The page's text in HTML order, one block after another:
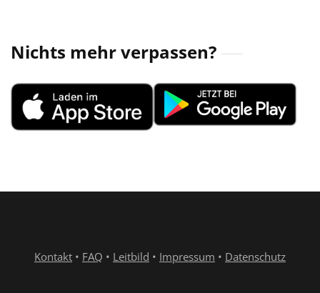
Nichts mehr verpassen?
Kontakt • FAQ • Leitbild • Impressum • Datenschutz